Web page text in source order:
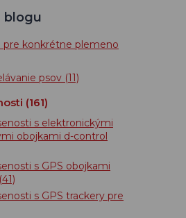
blogu
pre konkrétne plemeno
psov (11)
(161)
s elektronickými
obojkami d-control
s GPS obojkami
(41)
s GPS trackery pre